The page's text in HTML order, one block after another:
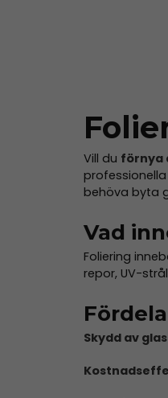
Vill du förnya
professionella
behöva byta
Vad
Foliering
repor, UV-
Skydd av